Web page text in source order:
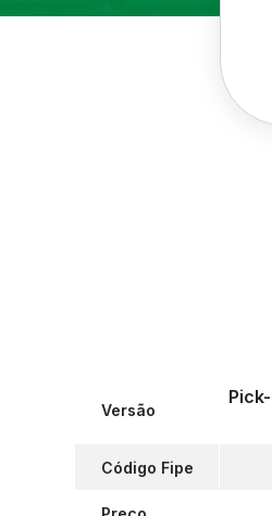
Versão
Código Fipe